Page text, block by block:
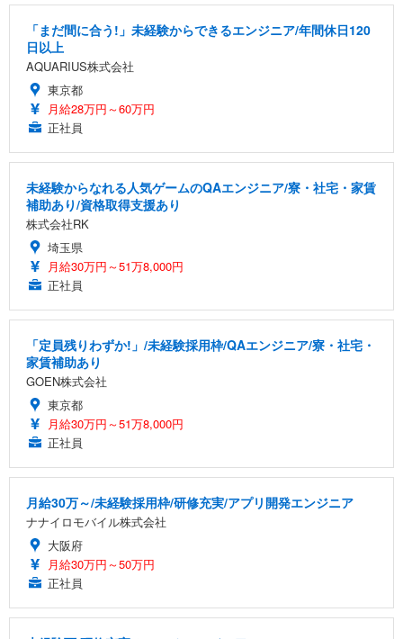
「まだ間に合う!」未経験からできるエンジニア/年間休日120
日以上
AQUARIUS株式会社
東京都
月給28万円～60万円
正社員
未経験からなれる人気ゲームのQAエンジニア/寮・社宅・家賃
補助あり/資格取得支援あり
株式会社RK
埼玉県
月給30万円～51万8,000円
正社員
「定員残りわずか!」/未経験採用枠/QAエンジニア/寮・社宅・
家賃補助あり
GOEN株式会社
東京都
月給30万円～51万8,000円
正社員
月給30万～/未経験採用枠/研修充実/アプリ開発エンジニア
ナナイロモバイル株式会社
大阪府
月給30万円～50万円
正社員